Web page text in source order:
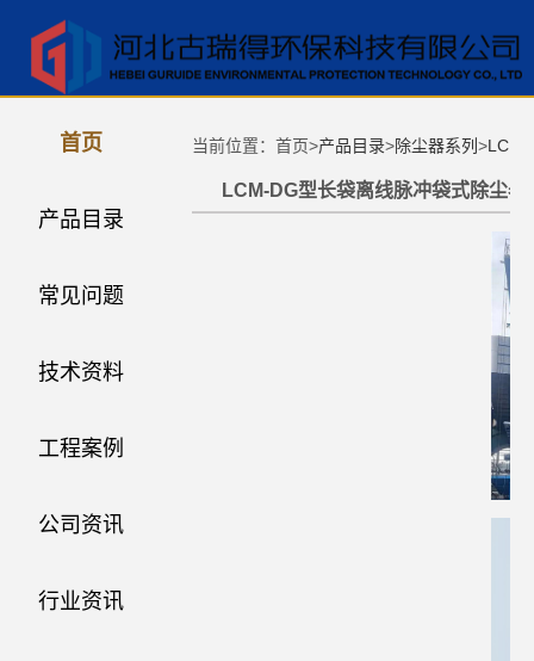
首页
产品目录
常见问题
技术资料
工程案例
公司资讯
行业资讯
当前位置：首页>产品目录>除尘器系列 >LCM-
LCM-DG型长袋离线脉冲袋式除尘器